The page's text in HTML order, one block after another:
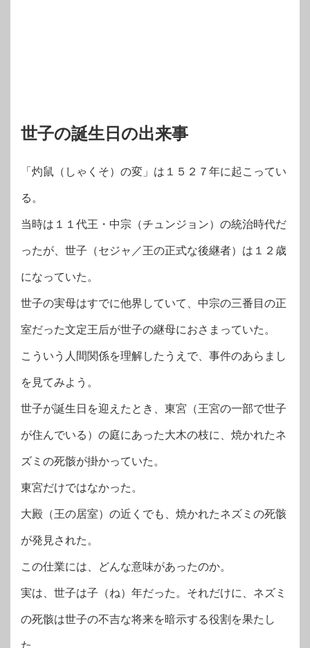
世子の誕生日の出来事
「灼鼠（しゃくそ）の変」は１５２７年に起こってい
る。
当時は１１代王・中宗（チュンジョン）の統治時代だ
ったが、世子（セジャ／王の正式な後継者）は１２歳
になっていた。
世子の実母はすでに他界していて、中宗の三番目の正
室だった文定王后が世子の継母におさまっていた。
こういう人間関係を理解したうえで、事件のあらまし
を見てみよう。
世子が誕生日を迎えたとき、東宮（王宮の一部で世子
が住んでいる）の庭にあった大木の枝に、焼かれたネ
ズミの死骸が掛かっていた。
東宮だけではなかった。
大殿（王の居室）の近くでも、焼かれたネズミの死骸
が発見された。
この仕業には、どんな意味があったのか。
実は、世子は子（ね）年だった。それだけに、ネズミ
の死骸は世子の不吉な将来を暗示する役割を果たし
た。